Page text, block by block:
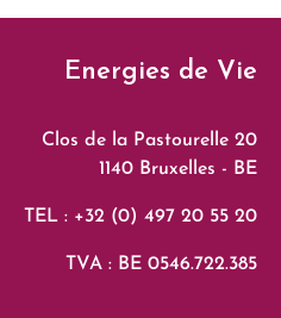
Energies de Vie
Clos de la Pastourelle 20
1140 Bruxelles - BE
TEL : +32 (0) 497 20 55 20
TVA : BE 0546.722.385